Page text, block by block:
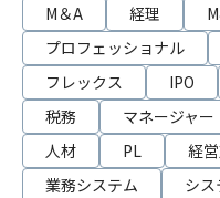
M＆A
経理
プロフェッショナル
フレックス
IPO
税務
マネージャー
人材
PL 経
業務システム
シ